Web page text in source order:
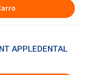
APPLEDENTAL